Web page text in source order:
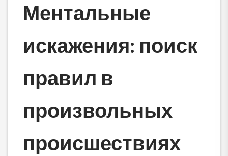
Ментальные
искажения: поиск
правил в
произвольных
происшествиях